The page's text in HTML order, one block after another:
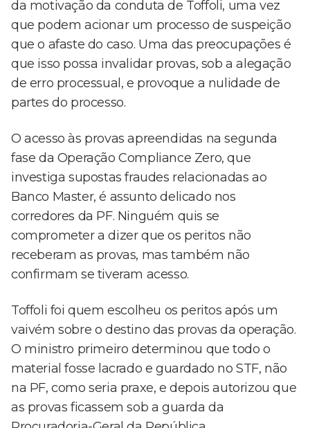
da motivação da conduta de Toffoli, uma vez
que podem acionar um processo de suspeição
que o afaste do caso. Uma das preocupações é
que isso possa invalidar provas, sob a alegação
de erro processual, e provoque a nulidade de
partes do processo.
O acesso às provas apreendidas na segunda
fase da Operação Compliance Zero, que
investiga supostas fraudes relacionadas ao
Banco Master, é assunto delicado nos
corredores da PF. Ninguém quis se
comprometer a dizer que os peritos não
receberam as provas, mas também não
confirmam se tiveram acesso.
Toffoli foi quem escolheu os peritos após um
vaivém sobre o destino das provas da operação.
O ministro primeiro determinou que todo o
material fosse lacrado e guardado no STF, não
na PF, como seria praxe, e depois autorizou que
as provas ficassem sob a guarda da